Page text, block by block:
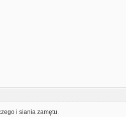
i siania zamętu.